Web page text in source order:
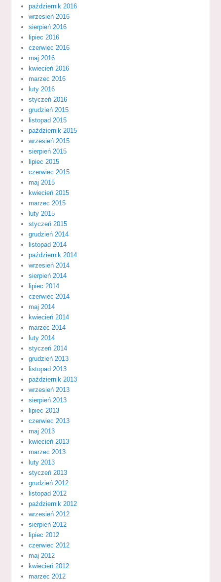
październik 2016
wrzesień 2016
sierpień 2016
lipiec 2016
czerwiec 2016
maj 2016
kwiecień 2016
marzec 2016
luty 2016
styczeń 2016
grudzień 2015
listopad 2015
październik 2015
wrzesień 2015
sierpień 2015
lipiec 2015
czerwiec 2015
maj 2015
kwiecień 2015
marzec 2015
luty 2015
styczeń 2015
grudzień 2014
listopad 2014
październik 2014
wrzesień 2014
sierpień 2014
lipiec 2014
czerwiec 2014
maj 2014
kwiecień 2014
marzec 2014
luty 2014
styczeń 2014
grudzień 2013
listopad 2013
październik 2013
wrzesień 2013
sierpień 2013
lipiec 2013
czerwiec 2013
maj 2013
kwiecień 2013
marzec 2013
luty 2013
styczeń 2013
grudzień 2012
listopad 2012
październik 2012
wrzesień 2012
sierpień 2012
lipiec 2012
czerwiec 2012
maj 2012
kwiecień 2012
marzec 2012